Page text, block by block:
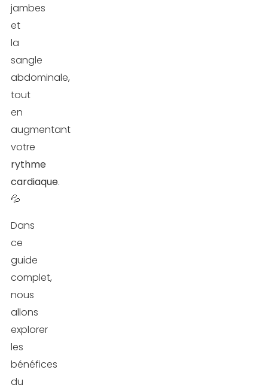
jambes
et
la
sangle
abdominale,
tout
en
augmentant
votre
rythme
cardiaque.
💦
Dans
ce
guide
complet,
nous
allons
explorer
les
bénéfices
du